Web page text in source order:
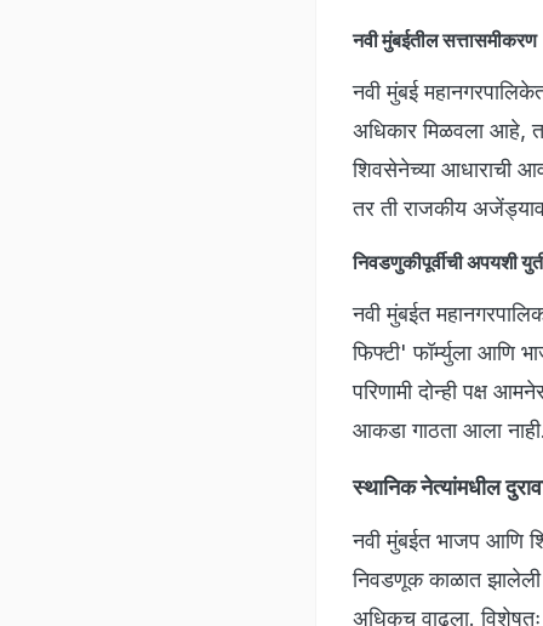
नवी मुंबईतील
नवी मुंबई
अधिकार मिळवला आहे,
शिवसेनेच्या आधाराची
तर ती राजकीय
निवडणुकीपूर्वीची
नवी मुंबईत
फिफ्टी' फॉर्म्युला आणि
परिणामी दोन्ही पक्ष
आकडा गाठता आला
स्थानिक नेत्यांमधील
नवी मुंबईत भाजप आणि
निवडणूक काळात झालेली
अधिकच वाढला.